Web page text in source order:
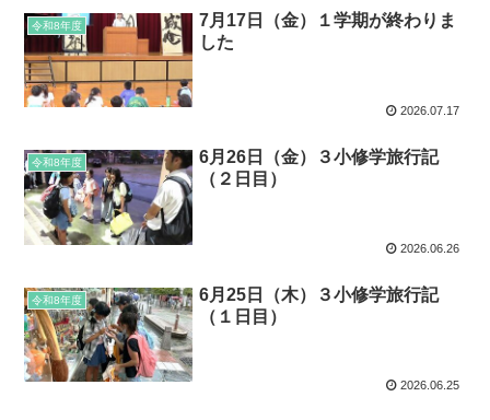
令和8年度
7月17日（金）１学期が終わりま
した
2026.07.17
令和8年度
6月26日（金）３小修学旅行記
（２日目）
2026.06.26
令和8年度
6月25日（木）３小修学旅行記
（１日目）
2026.06.25